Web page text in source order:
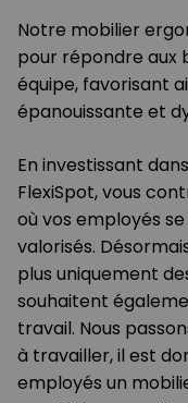
Notre mobilier
pour répondre aux
équipe, favorisant
épanouissante et
En investissant
FlexiSpot, vous
où vos employés
valorisés.
plus uniquement
souhaitent
travail. Nous
à travailler, il est
employés un